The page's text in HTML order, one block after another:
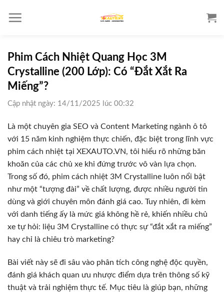
Phim Cách Nhiệt Quang Học 3M
Crystalline (200 Lớp): Có “Đắt Xắt Ra
Miếng”?
Cập nhật ngày: 14/11/2025 lúc 00:32
Là một chuyên gia SEO và Content Marketing ngành ô tô
với 15 năm kinh nghiệm thực chiến, đặc biệt trong lĩnh vực
phim cách nhiệt tại XEXAUTO.VN, tôi hiểu rõ những băn
khoăn của các chủ xe khi đứng trước vô vàn lựa chọn.
Trong số đó, phim cách nhiệt 3M Crystalline luôn nổi bật
như một “tượng đài” về chất lượng, được nhiều người tin
dùng và giới chuyên môn đánh giá cao. Tuy nhiên, đi kèm
với danh tiếng ấy là mức giá không hề rẻ, khiến nhiều chủ
xe tự hỏi: liệu 3M Crystalline có thực sự “đắt xắt ra miếng”
hay chỉ là chiêu trò marketing?
Bài viết này sẽ đi sâu vào phân tích công nghệ độc quyền,
đánh giá khách quan ưu nhược điểm dựa trên thông số kỹ
thuật và trải nghiệm thực tế. Mục tiêu là giúp bạn, những